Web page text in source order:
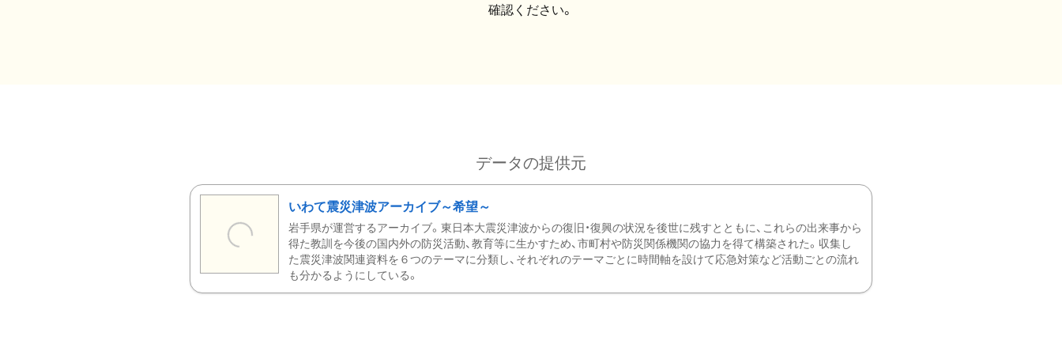
確認ください。
データの提供元
いわて震災津波アーカイブ～希望～
岩手県が運営するアーカイブ。東日本大震災津波からの復旧・復興の状況を後世に残すとともに、これらの出来事から
得た教訓を今後の国内外の防災活動、教育等に生かすため、市町村や防災関係機関の協力を得て構築された。収集し
た震災津波関連資料を６つのテーマに分類し、それぞれのテーマごとに時間軸を設けて応急対策など活動ごとの流れ
も分かるようにしている。